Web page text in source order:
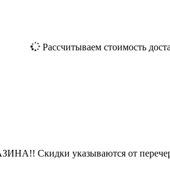
Рассчитываем стоимость
указываются от